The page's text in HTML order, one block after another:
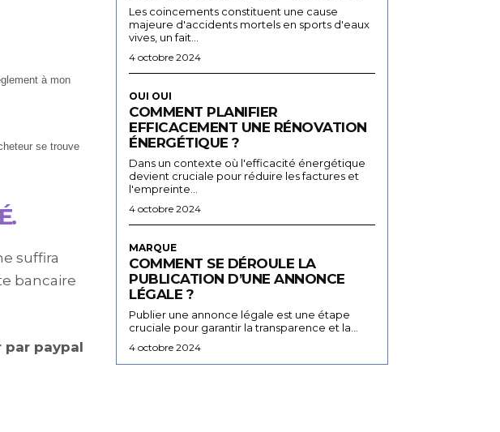
à mon
se trouve
suffira
bancaire
par paypal
Les coincements constituent une cause
majeure d'accidents mortels en sports d'eaux
vives, un fait...
4 octobre 2024
OUI OUI
COMMENT PLANIFIER
EFFICACEMENT UNE RÉNOVATION
ÉNERGÉTIQUE ?
Dans un contexte où l'efficacité énergétique
devient cruciale pour réduire les factures et
l'empreinte...
4 octobre 2024
MARQUE
COMMENT SE DÉROULE LA
PUBLICATION D’UNE ANNONCE
LÉGALE ?
Publier une annonce légale est une étape
cruciale pour garantir la transparence et la...
4 octobre 2024